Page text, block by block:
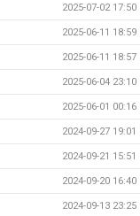
2025-07-02 17:50
2025-06-11 18:59
2025-06-11 18:57
2025-06-04 23:10
2025-06-01 00:16
2024-09-27 19:01
2024-09-21 15:51
2024-09-20 16:40
2024-09-13 23:25